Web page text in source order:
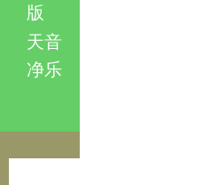
版
天音
净乐